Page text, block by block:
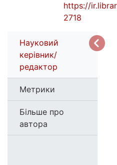
https://
2718
Науковий
керівник/
редактор
Метрики
Більше про
автора